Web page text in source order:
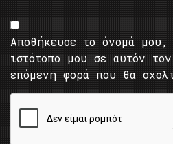
Αποθήκευσε το όνομά
ιστότοπο μου σε αυτόν
επόμενη φορά που θα